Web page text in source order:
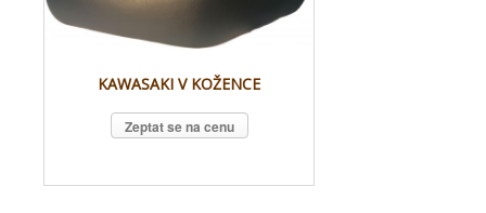
KAWASAKI V KOŽENCE
Zeptat se na cenu